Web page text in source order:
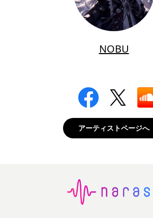
NOBU
アーティストページへ